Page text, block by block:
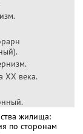
ХХ века.
жилища:
по сторонам